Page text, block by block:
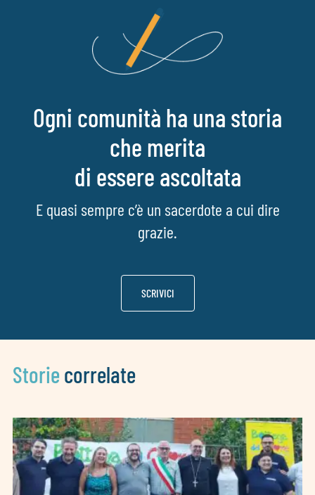
Ogni comunità ha una storia
che merita
di essere ascoltata
E quasi sempre c’è un sacerdote a cui dire
grazie.
SCRIVICI
Storie correlate